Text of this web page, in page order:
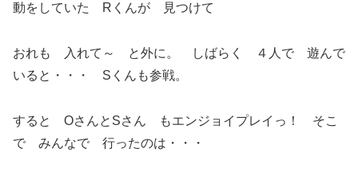
動をしていた Rくんが 見つけて
おれも 入れて～ と外に。 しばらく ４人で 遊んで
いると・・・ Sくんも参戦。
すると OさんとSさん もエンジョイプレイっ！ そこ
で みんなで 行ったのは・・・